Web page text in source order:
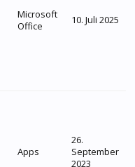
Microsoft
Office
10. Juli 2025
Apps
26.
September
2023